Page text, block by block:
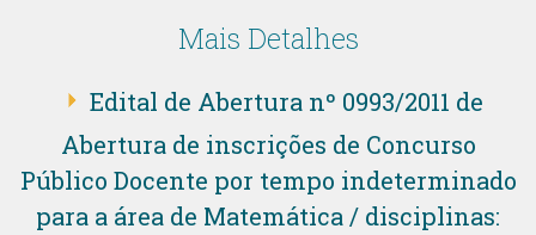
Mais Detalhes
Edital de Abertura nº 0993/2011 de
Abertura de inscrições de Concurso
Público Docente por tempo indeterminado
para a área de Matemática / disciplinas: